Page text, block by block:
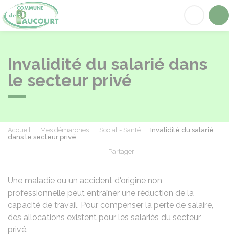
Invalidité du salarié dans
le secteur privé
Accueil Mes démarches Social - Santé
Invalidité du salarié
dans le secteur privé
Partager
Une maladie ou un accident d'origine non
professionnelle peut entraîner une réduction de la
capacité de travail. Pour compenser la perte de salaire,
des allocations existent pour les salariés du secteur
privé.